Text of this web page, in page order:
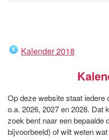
Kalender 2018
Op deze website staat iedere
o.a. 2026, 2027 en 2028. Dat
zoek bent naar een bepaalde
bijvoorbeeld) of wilt weten